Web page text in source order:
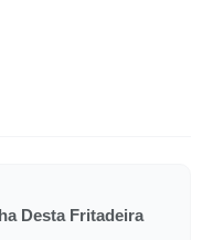
Desta Fritadeira